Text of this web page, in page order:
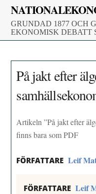
Skip
content
GRUNDAD 1877 OCH
EKONOMISK DEBATT
På jakt efter
Artikeln ”På jakt efter
finns bara som PDF
FÖRFATTARE Leif
FÖRFATTARE Leif